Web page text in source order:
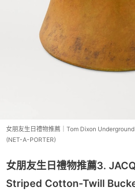
女朋友生日禮物推薦｜Tom Dixon
(NET-A-PORTER)
女朋友生日禮物推薦3.
Striped Cotton-Twill